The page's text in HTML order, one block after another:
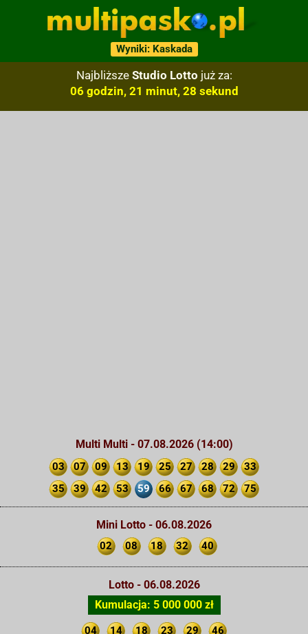
Wyniki: Kaskada
Najbliższe Studio Lotto już za:
06 godzin, 21 minut, 27 sekund
Multi Multi - 07.08.2026 (14:00)
03 07 09 13 19 25 27 28 29
33
35
39 42 53 59 66 67 68 72 75
Mini Lotto - 06.08.2026
02 08 18 32 40
Lotto - 06.08.2026
Kumulacja: 5 000 000 zł
04 14 18 23 29 46